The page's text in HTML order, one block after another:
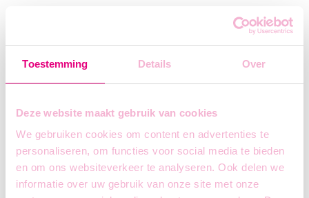
Toestemming Details Over
Deze website maakt gebruik van cookies
We gebruiken cookies om content en advertenties te
personaliseren, om functies voor social media te bieden
en om ons websiteverkeer te analyseren. Ook delen we
informatie over uw gebruik van onze site met onze